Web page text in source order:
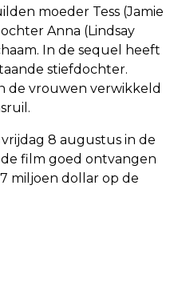
moeder Tess (Jamie
Anna (Lindsay
In de sequel heeft
stiefdochter.
de vrouwen verwikkeld
8 augustus in de
film goed ontvangen
miljoen dollar op de